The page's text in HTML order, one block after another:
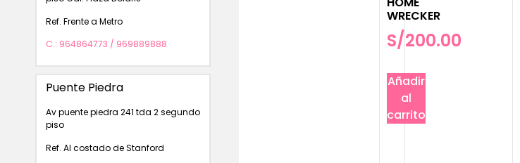
Ref. Frente a Metro
C.: 964864773 / 969889888
Puente Piedra
Av puente piedra 241 tda 2 segundo
piso
Ref. Al costado de Stanford
WRECKER
S/200.00
Añadir
al
carrito